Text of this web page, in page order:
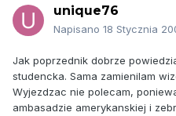
unique76
Napisano 18 Stycznia
Jak poprzednik dobrze
studencka. Sama zamienilam
Wyjezdzac nie polecam,
ambasadzie amerykanskiej i